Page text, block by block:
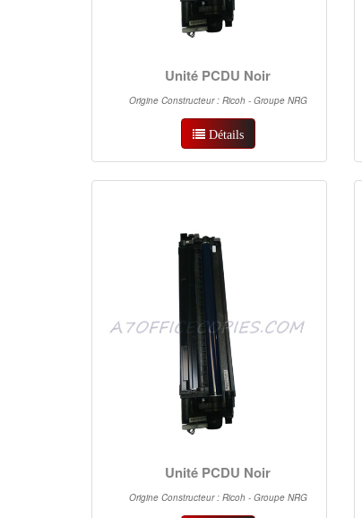
Unité PCDU Noir
Origine Constructeur : Ricoh - Groupe NRG
Détails
Unité PCDU Noir
Origine Constructeur : Ricoh - Groupe NRG